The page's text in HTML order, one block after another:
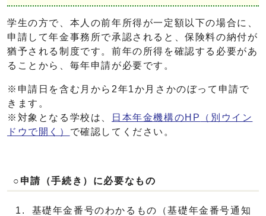
学生の方で、本人の前年所得が一定額以下の場合に、
申請して年金事務所で承認されると、保険料の納付が
猶予される制度です。前年の所得を確認する必要があ
ることから、毎年申請が必要です。
※申請日を含む月から2年1か月さかのぼって申請で
きます。
※対象となる学校は、
日本年金機構のHP
（別ウイン
ドウで開く） で確認してください。
○申請（手続き）に必要なもの
基礎年金番号のわかるもの（基礎年金番号通知